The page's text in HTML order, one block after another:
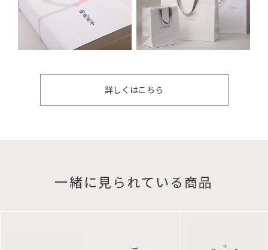
詳しくはこちら
一緒に見られている商品